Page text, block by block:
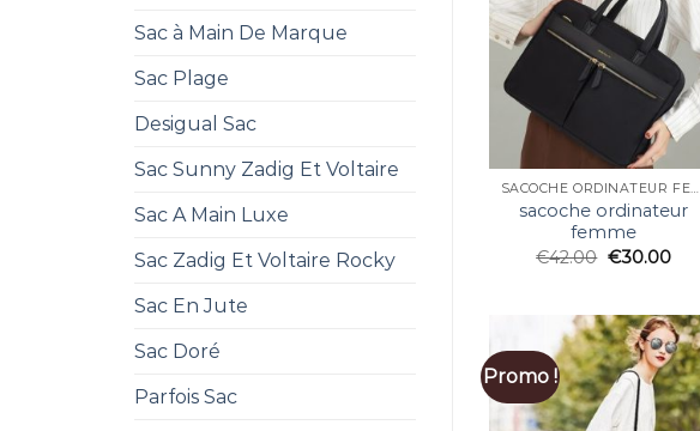
Sac à Main De Marque
Sac Plage
Desigual Sac
Sac Sunny Zadig Et Voltaire
Sac A Main Luxe
Sac Zadig Et Voltaire Rocky
Sac En Jute
Sac Doré
Parfois Sac
SACOCHE ORDINATEUR FEMME
sacoche ordinateur
femme
€42.00 €30.00
Promo !